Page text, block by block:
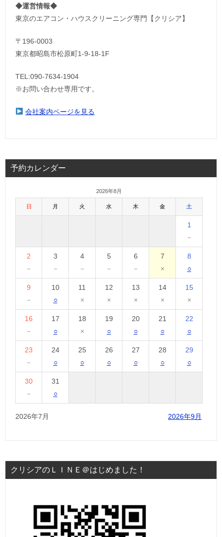
◆運営情報◆
東京のエアコン・ハウスクリーニング専門【クリシア】
〒196-0003
東京都昭島市松原町1-9‐18‐1F
TEL:090-7634-1904
※お問い合わせ専用です。
会社案内ページを見る
予約カレンダー
2026年8月
日 月 火 水 木 金 土
1
－
2
－
3
－
4
－
5
－
6
－
7
×
8
○
9
－
10
○
11
×
12
×
13
×
14
×
15
×
16
－
17
○
18
×
19
○
20
○
21
○
22
○
23
－
24
○
25
○
26
○
27
○
28
○
29
○
30
－
31
○
2026年7月 2026年9月
クリシアのＬＩＮＥ＠はじめました！